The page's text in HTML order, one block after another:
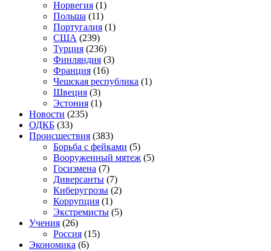
Норвегия (1)
Польша (11)
Португалия (1)
США (239)
Турция (236)
Финляндия (3)
Франция (16)
Чешская республика (1)
Швеция (3)
Эстония (1)
Новости (235)
ОДКБ (33)
Происшествия (383)
Борьба с фейками (5)
Вооруженный мятеж (5)
Госизмена (7)
Диверсанты (7)
Киберугрозы (2)
Коррупция (1)
Экстремисты (5)
Учения (26)
Россия (15)
Экономика (6)